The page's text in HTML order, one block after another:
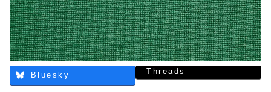
Bluesky Threads